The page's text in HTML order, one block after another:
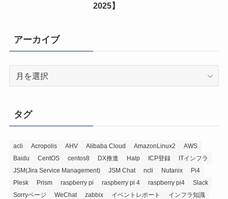
2025】
アーカイブ
ブ
タグ
acli Acropolis AHV Alibaba Cloud AmazonLinux2
AWS
Baidu
CentOS centos8 DX推進 Halp ICP登録
ITインフラ
JSM(Jira Service Management)
JSM Chat ncli Nutanix
Pi4
Plesk
Prism raspberry pi raspberry pi 4 raspberry pi4
Slack
Sorryページ
WeChat zabbix イベントレポート
インフラ知識